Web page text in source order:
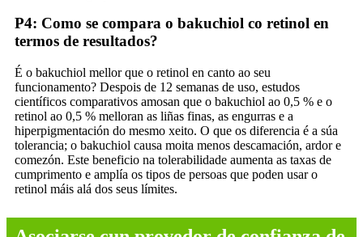
P4: Como se compara o bakuchiol co retinol en
termos de resultados?
É o bakuchiol mellor que o retinol en canto ao seu
funcionamento? Despois de 12 semanas de uso, estudos
científicos comparativos amosan que o bakuchiol ao 0,5 % e o
retinol ao 0,5 % melloran as liñas finas, as engurras e a
hiperpigmentación do mesmo xeito. O que os diferencia é a súa
tolerancia; o bakuchiol causa moita menos descamación, ardor e
comezón. Este beneficio na tolerabilidade aumenta as taxas de
cumprimento e amplía os tipos de persoas que poden usar o
retinol máis alá dos seus límites.